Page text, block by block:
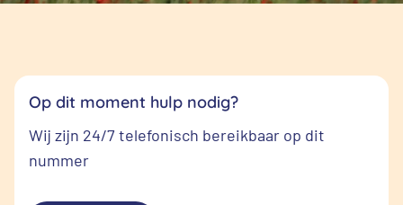
Op dit moment hulp nodig?
Wij zijn 24/7 telefonisch bereikbaar op dit
nummer